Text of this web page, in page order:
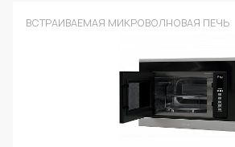
ВСТРАИВАЕМАЯ МИКРОВОЛНОВАЯ ПЕЧЬ